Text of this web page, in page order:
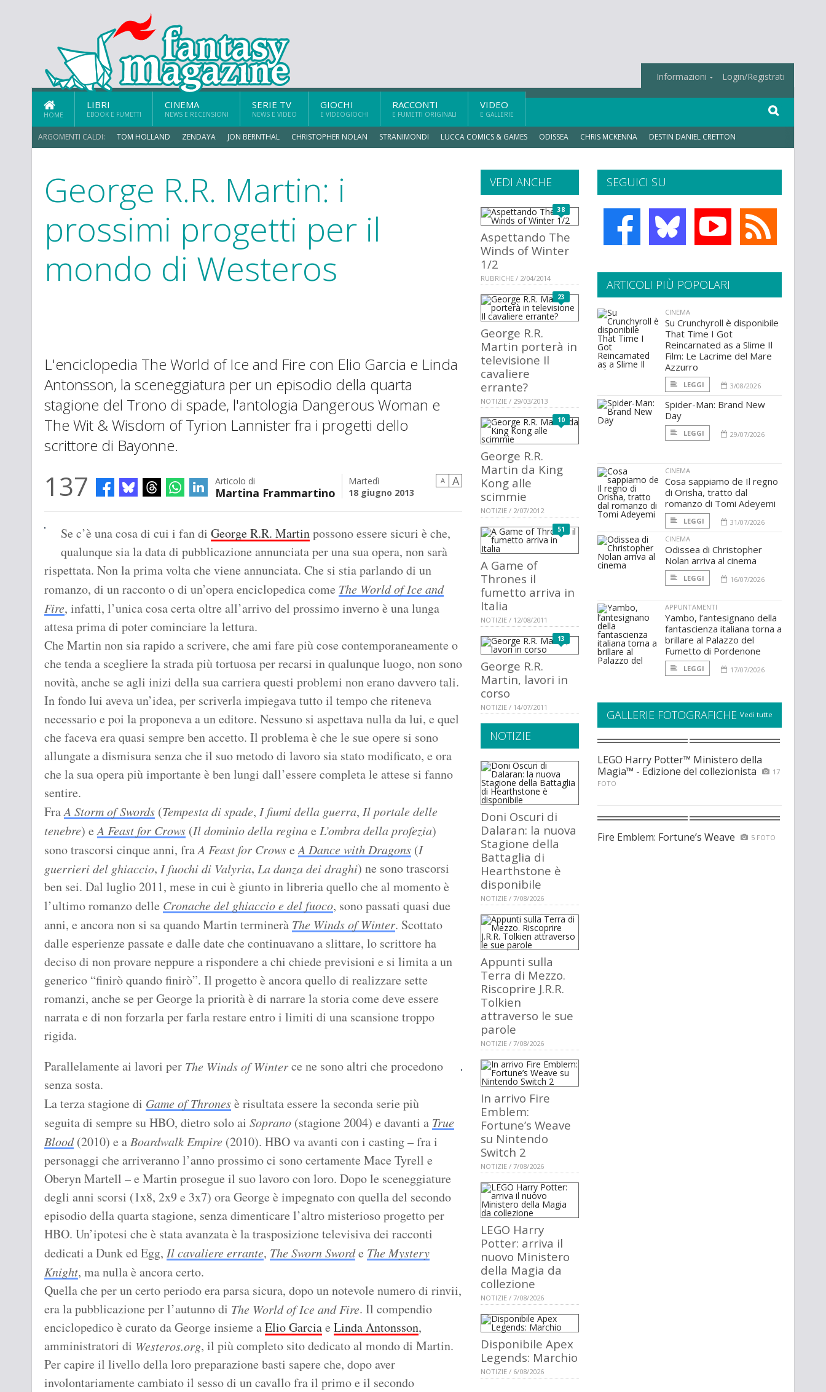
Informazioni Login/Registrati
HOME
LIBRI
EBOOK E FUMETTI
CINEMA
NEWS E RECENSIONI
SERIE TV
NEWS E VIDEO
GIOCHI
E VIDEOGIOCHI
RACCONTI
E FUMETTI ORIGINALI
VIDEO
E GALLERIE
ARGOMENTI CALDI: TOM HOLLAND ZENDAYA JON BERNTHAL CHRISTOPHER NOLAN STRANIMONDI LUCCA COMICS & GAMES ODISSEA CHRIS MCKENNA DESTIN DANIEL CRETTON
ERIK SOMMERS
George R.R. Martin: i
prossimi progetti per il
mondo di Westeros
L'enciclopedia The World of Ice and Fire con Elio Garcia e Linda
Antonsson, la sceneggiatura per un episodio della quarta
stagione del Trono di spade, l'antologia Dangerous Woman e
The Wit & Wisdom of Tyrion Lannister fra i progetti dello
scrittore di Bayonne.
137 Articolo di
Martina Frammartino
Martedì
18 giugno 2013
A A
Se c’è una cosa di cui i fan di George R.R. Martinpossono essere sicuri è che,
qualunque sia la data di pubblicazione annunciata per una sua opera, non sarà
rispettata. Non la prima volta che viene annunciata. Che si stia parlando di un
romanzo, di un racconto o di un’opera enciclopedica come The World of Ice and
Fire, infatti, l’unica cosa certa oltre all’arrivo del prossimo inverno è una lunga
attesa prima di poter cominciare la lettura.
Che Martin non sia rapido a scrivere, che ami fare più cose contemporaneamente o
che tenda a scegliere la strada più tortuosa per recarsi in qualunque luogo, non sono
novità, anche se agli inizi della sua carriera questi problemi non erano davvero tali.
In fondo lui aveva un’idea, per scriverla impiegava tutto il tempo che riteneva
necessario e poi la proponeva a un editore. Nessuno si aspettava nulla da lui, e quel
che faceva era quasi sempre ben accetto. Il problema è che le sue opere si sono
allungate a dismisura senza che il suo metodo di lavoro sia stato modificato, e ora
che la sua opera più importante è ben lungi dall’essere completa le attese si fanno
sentire.
FraA Storm of Swords (Tempesta di spade, I fiumi della guerra, Il portale delle
tenebre) eA Feast for Crows (Il dominio della reginae L’ombra della profezia)
sono trascorsi cinque anni, fraA Feast for CrowseA Dance with Dragons (I
guerrieri del ghiaccio, I fuochi di Valyria, La danza dei draghi) ne sono trascorsi
ben sei. Dal luglio 2011, mese in cui è giunto in libreria quello che al momento è
l’ultimo romanzo delle Cronache del ghiaccio e del fuoco, sono passati quasi due
anni, e ancora non si sa quando Martin terminerà The Winds of Winter. Scottato
dalle esperienze passate e dalle date che continuavano a slittare, lo scrittore ha
deciso di non provare neppure a rispondere a chi chiede previsioni e si limita a un
generico “finirò quando finirò”. Il progetto è ancora quello di realizzare sette
romanzi, anche se per George la priorità è di narrare la storia come deve essere
narrata e di non forzarla per farla restare entro i limiti di una scansione troppo
rigida.
Parallelamente ai lavori per The Winds of Winterce ne sono altri che procedono
senza sosta.
La terza stagione di Game of Thronesè risultata essere la seconda serie più
seguita di sempre su HBO, dietro solo ai Soprano (stagione 2004) e davanti a True
Blood(2010) e aBoardwalk Empire (2010). HBO va avanti con i casting – fra i
personaggi che arriveranno l’anno prossimo ci sono certamente Mace Tyrell e
Oberyn Martell – e Martin prosegue il suo lavoro con loro. Dopo le sceneggiature
degli anni scorsi (1x8, 2x9 e 3x7) ora George è impegnato con quella del secondo
episodio della quarta stagione, senza dimenticare l’altro misterioso progetto per
HBO. Un’ipotesi che è stata avanzata è la trasposizione televisiva dei racconti
dedicati a Dunk ed Egg, Il cavaliere errante, The Sworn Sworde The Mystery
Knight, ma nulla è ancora certo.
Quella che per un certo periodo era parsa sicura, dopo un notevole numero di rinvii,
era la pubblicazione per l’autunno di The World of Ice and Fire. Il compendio
enciclopedico è curato da George insieme aElio Garciae Linda Antonsson,
amministratori di Westeros.org, il più completo sito dedicato al mondo di Martin.
Per capire il livello della loro preparazione basti sapere che, dopo aver
involontariamente cambiato il sesso di un cavallo fra il primo e il secondo
SEGUICI SU
VEDI ANCHE
38
Aspettando The
Winds of Winter
1/2
RUBRICHE / 2/04/2014
23
George R.R.
Martin porterà in
televisione Il
cavaliere
errante?
NOTIZIE / 29/03/2013
10
George R.R.
Martin da King
Kong alle
scimmie
NOTIZIE / 2/07/2012
51
A Game of
Thrones il
fumetto arriva in
Italia
NOTIZIE / 12/08/2011
13
George R.R.
Martin, lavori in
corso
NOTIZIE / 14/07/2011
NOTIZIE
Doni Oscuri di
Dalaran: la nuova
Stagione della
Battaglia di
Hearthstone è
disponibile
NOTIZIE / 7/08/2026
Appunti sulla
Terra di Mezzo.
Riscoprire J.R.R.
Tolkien
attraverso le sue
parole
NOTIZIE / 7/08/2026
In arrivo Fire
Emblem:
Fortune’s Weave
su Nintendo
Switch 2
NOTIZIE / 7/08/2026
LEGO Harry
Potter: arriva il
nuovo Ministero
della Magia da
collezione
NOTIZIE / 7/08/2026
Disponibile Apex
Legends: Marchio
NOTIZIE / 6/08/2026
ARTICOLI PIÙ POPOLARI
CINEMA
Su Crunchyroll è disponibile
That Time I Got
Reincarnated as a Slime Il
Film: Le Lacrime del Mare
Azzurro
LEGGI 3/08/2026
Spider-Man: Brand New
Day
LEGGI 29/07/2026
CINEMA
Cosa sappiamo de Il regno
di Orisha, tratto dal
romanzo di Tomi Adeyemi
LEGGI
31/07/2026
CINEMA
Odissea di Christopher
Nolan arriva al cinema
LEGGI 16/07/2026
APPUNTAMENTI
Yambo, l’antesignano della
fantascienza italiana torna a
brillare al Palazzo del
Fumetto di Pordenone
LEGGI 17/07/2026
GALLERIE FOTOGRAFICHE Vedi tutte
LEGO Harry Potter™ Ministero della
Magia™ - Edizione del collezionista
17
FOTO
Fire Emblem: Fortune’s Weave 5 FOTO